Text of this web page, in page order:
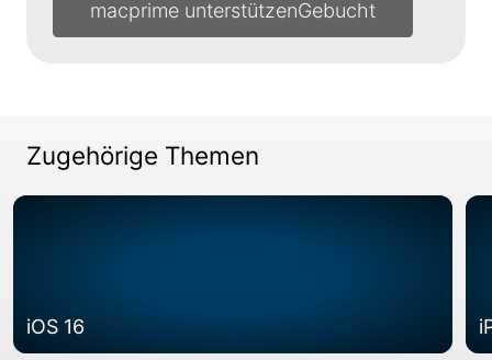
macprime unterstützen
Zugehörige Themen
iOS 16